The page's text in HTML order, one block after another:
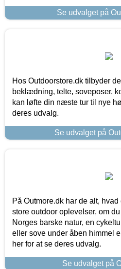
Se udvalget på
Hos Outdoorstore.dk tilbyder
beklædning, telte, soveposer,
kan løfte din næste tur til nye
deres udvalg.
Se udvalget på
På Outmore.dk har de alt,
store outdoor oplevelser, om
Norges barske natur, en
eller sove under åben himmel
her for at se deres udvalg.
Se udvalget på